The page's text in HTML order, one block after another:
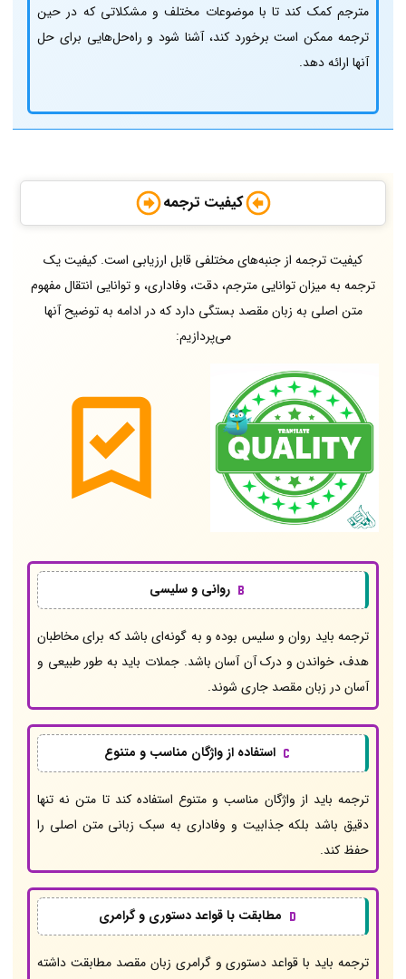
مترجم کمک کند تا با موضوعات مختلف و مشکلاتی که در حین
ترجمه ممکن است برخورد کند، آشنا شود و راه‌حل‌هایی برای حل
آنها ارائه دهد.
کیفیت ترجمه
کیفیت ترجمه از جنبه‌های مختلفی قابل ارزیابی است. کیفیت یک
ترجمه به میزان توانایی مترجم، دقت، وفاداری، و توانایی انتقال مفهوم
متن اصلی به زبان مقصد بستگی دارد که در ادامه به توضیح آنها
می‌پردازیم:
روانی و سلیسی
ترجمه باید روان و سلیس بوده و به گونه‌ای باشد که برای مخاطبان
هدف، خواندن و درک آن آسان باشد. جملات باید به طور طبیعی و
آسان در زبان مقصد جاری شوند.
استفاده از واژگان مناسب و متنوع
ترجمه باید از واژگان مناسب و متنوع استفاده کند تا متن نه تنها
دقیق باشد بلکه جذابیت و وفاداری به سبک زبانی متن اصلی را
حفظ کند.
مطابقت با قواعد دستوری و گرامری
ترجمه باید با قواعد دستوری و گرامری زبان مقصد مطابقت داشته